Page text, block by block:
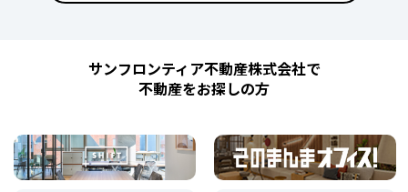
サンフロンティア不動産株式会社で
不動産をお探しの方